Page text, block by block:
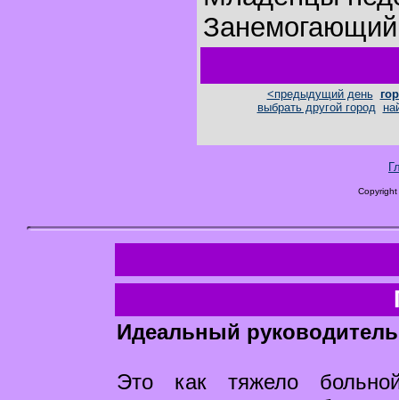
Занемогающий
<предыдущий день
выбрать другой город
Идеальный
Это как тяжело